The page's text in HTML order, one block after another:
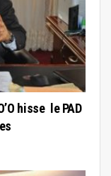
hisse le PAD